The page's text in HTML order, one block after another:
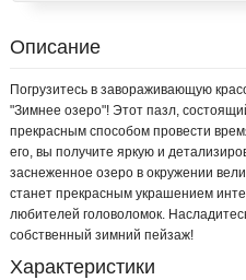
Описание
Погрузитесь в завораживающую
"Зимнее озеро"! Этот пазл,
прекрасным способом провести
его, вы получите яркую и
заснеженное озеро в окружении
станет прекрасным украшением
любителей головоломок.
собственный зимний пейзаж!
Характеристики